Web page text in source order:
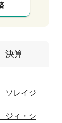
決算
ソレイジ
ジィ・シ